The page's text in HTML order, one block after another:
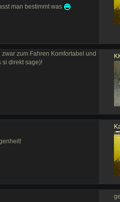
man bestimmt was
zum Fahren Komfortabel und
si direkt sage)!